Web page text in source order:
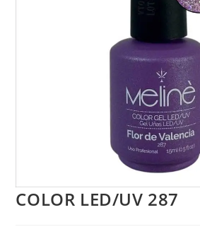
COLOR LED/UV 287